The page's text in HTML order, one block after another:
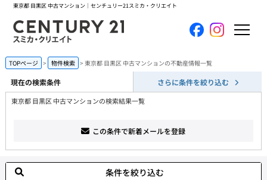
東京都 目黒区 中古マンション｜センチュリー21スミカ・クリエイト
ホーム
当社について
買いたい
TOPページ 物件検索 東京都 目黒区 中古マンションの不動産情報一覧
現在の検索条件 さらに条件を絞り込む
東京都 目黒区 中古マンションの検索結果一覧
この条件で新着メールを登録
条件を絞り込む